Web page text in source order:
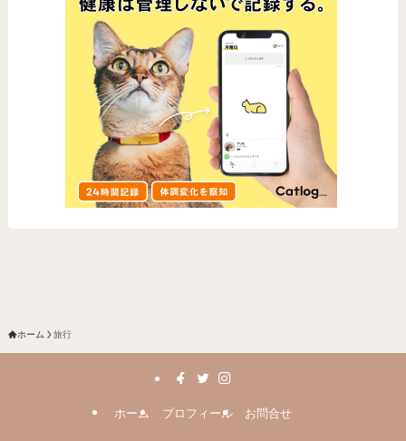
ホーム 旅行
ホーム プロフィール お問合せ